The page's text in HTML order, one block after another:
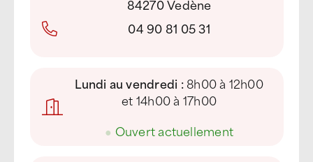
84270 Vedène
04 90 81 05 31
Lundi au vendredi :8h00 à 12h00
et 14h00 à 17h00
● Ouvert actuellement